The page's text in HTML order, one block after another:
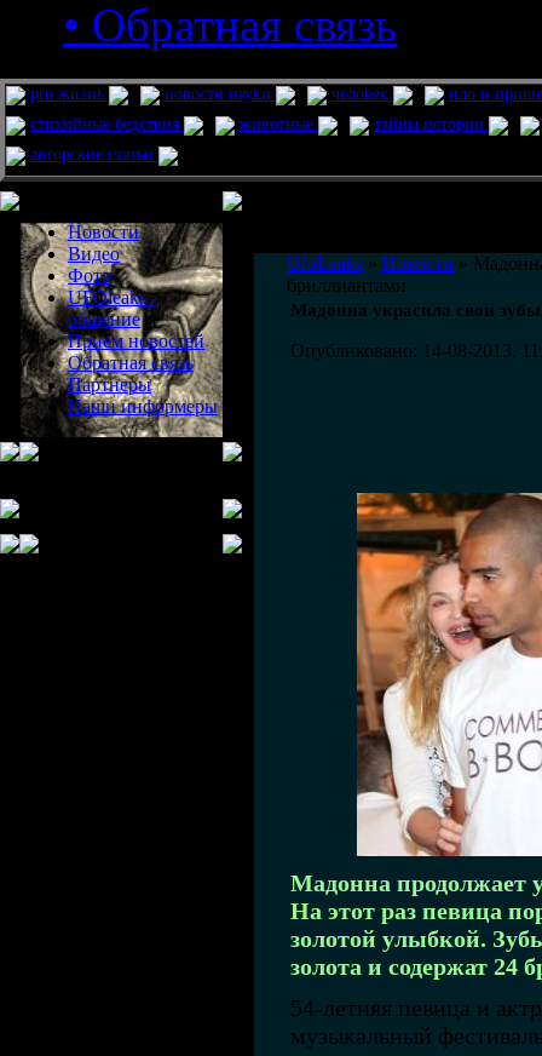
• Обратная связь
pro жизнь новости науки человек
нло и
стихийные бедствия
животные
тайны истории
авторские статьи
Новости
Видео
Фото
UFOleaks -
общение
Прием новостей
Обратная связь
Партнеры
Наши информеры
UfoLeaks » Новости »
бриллиантами
Мадонна украсила свои
Опубликовано: 14-08-2013,
Мадонна продолжает
На этот раз певица
золотой улыбкой.
золота и содержат 24
54-летняя певица и
музыкальный